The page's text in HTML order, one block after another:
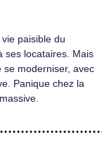
paisible du
ses locataires. Mais
se moderniser, avec
Panique chez la